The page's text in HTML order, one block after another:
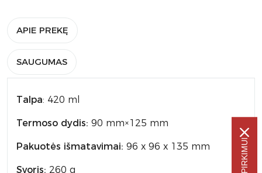
APIE PREKĘ
SAUGUMAS
Talpa: 420 ml
Termoso dydis: 90 mm×125 mm
Pakuotės išmatavimai: 96 x 96 x 135 mm
Svoris: 260 g